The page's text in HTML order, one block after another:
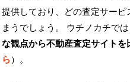
提供しており、どの査定サー
まうでしょう。 ウチノカチでは
な観点から不動産査定サイトを
ら）。